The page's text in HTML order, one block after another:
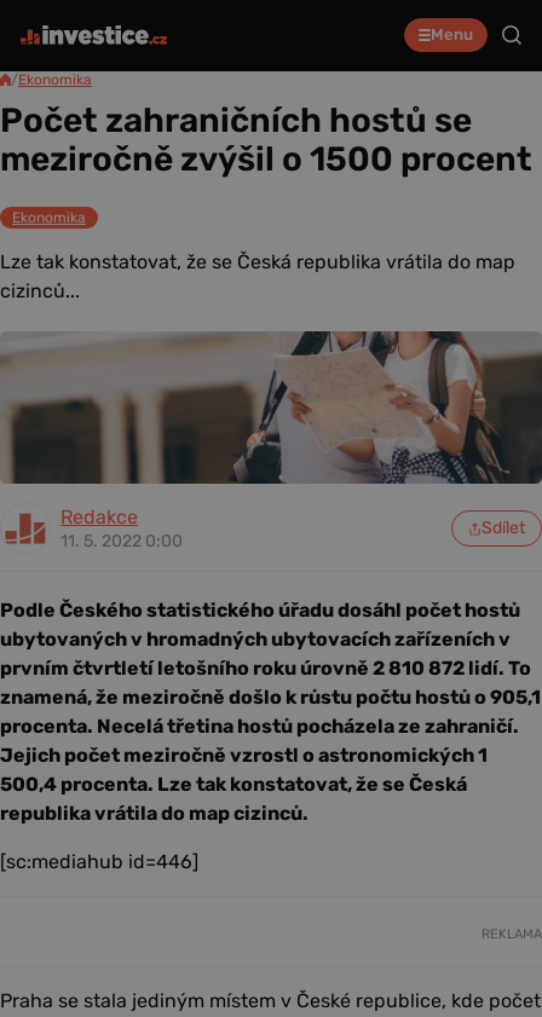
Menu
/Ekonomika
Počet zahraničních hostů se
meziročně zvýšil o 1500 procent
Ekonomika
Lze tak konstatovat, že se Česká republika vrátila do map
cizinců...
Redakce
11. 5. 2022 0:00
Sdílet
Podle Českého statistického úřadu dosáhl počet hostů
ubytovaných v hromadných ubytovacích zařízeních v
prvním čtvrtletí letošního roku úrovně 2 810 872 lidí. To
znamená, že meziročně došlo k růstu počtu hostů o 905,1
procenta. Necelá třetina hostů pocházela ze zahraničí.
Jejich počet meziročně vzrostl o astronomických 1
500,4 procenta. Lze tak konstatovat, že se Česká
republika vrátila do map cizinců.
[sc:mediahub id=446]
REKLAMA
Praha se stala jediným místem v České republice, kde počet